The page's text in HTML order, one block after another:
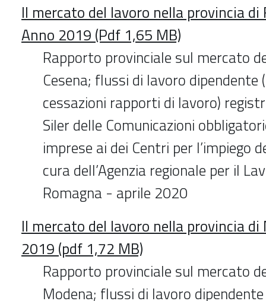
Il mercato del lavoro nella provincia di
Anno 2019 (Pdf 1,65 MB)
Rapporto provinciale sul mercato
Cesena; flussi di lavoro dipendente
cessazioni rapporti di lavoro)
Siler delle Comunicazioni
imprese ai dei Centri per l’impiego
cura dell’Agenzia regionale per il
Romagna - aprile 2020
Il mercato del lavoro nella provincia di
2019 (pdf 1,72 MB)
Rapporto provinciale sul mercato
Modena; flussi di lavoro